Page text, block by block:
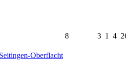
Oberflacht
8 3 1 4